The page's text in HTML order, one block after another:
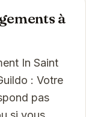
à
In Saint
: Votre
pas